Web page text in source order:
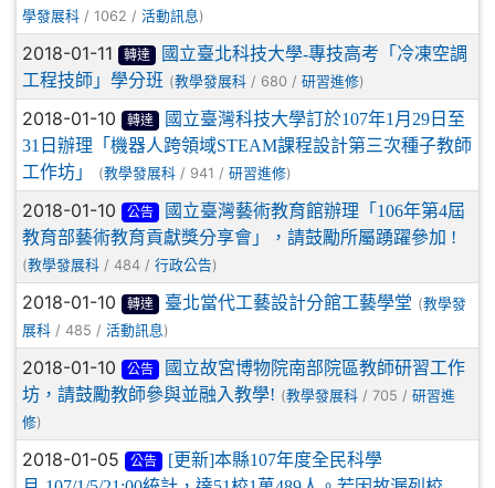
學發展科 / 1062 / 活動訊息 )
2018-01-11 轉達
國立臺北科技大學-專技高考「冷凍空調
工程技師」學分班 (教學發展科 / 680 / 研習進修)
2018-01-10 轉達
國立臺灣科技大學訂於107年1月29日至
31日辦理「機器人跨領域STEAM課程設計第三次種子教師
工作坊」
(教學發展科 / 941 / 研習進修)
2018-01-10 公告
國立臺灣藝術教育館辦理「106年第4屆
教育部藝術教育貢獻獎分享會」，請鼓勵所屬踴躍參加 !
(教學發展科 / 484 / 行政公告)
2018-01-10 轉達 臺北當代工藝設計分館工藝學堂 (教學發
展科 / 485 / 活動訊息 )
2018-01-10 公告
國立故宮博物院南部院區教師研習工作
坊，請鼓勵教師參與並融入教學! (教學發展科 / 705 / 研習進
修)
2018-01-05 公告
[更新]本縣107年度全民科學